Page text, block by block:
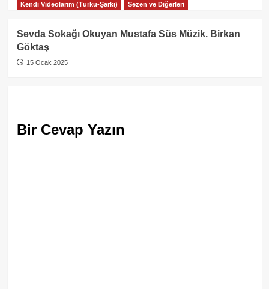
Kendi Videolarım (Türkü-Şarkı)
Sezen ve Diğerleri
Sevda Sokağı Okuyan Mustafa Süs Müzik. Birkan
Göktaş
15 Ocak 2025
Bir Cevap Yazın